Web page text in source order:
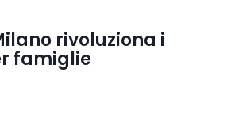
rivoluziona i
famiglie